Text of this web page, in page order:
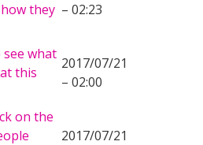
they – 02:23
what
this
2017/07/21
– 02:00
on the
2017/07/21